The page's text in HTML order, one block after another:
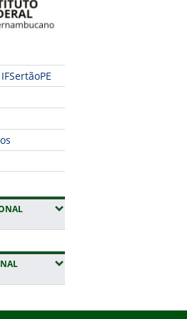
(EXPANDIR SUBMENUS)
(EXPANDIR SUBMENUS)